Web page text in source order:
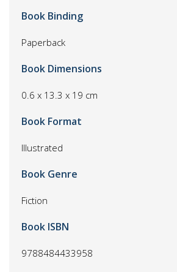
Book Binding
Paperback
Book Dimensions
0.6 x 13.3 x 19 cm
Book Format
Illustrated
Book Genre
Fiction
Book ISBN
9788484433958